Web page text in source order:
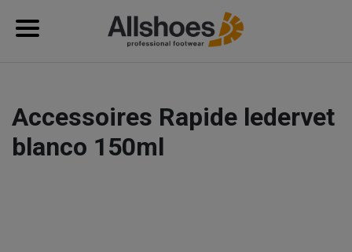
Accessoires Rapide ledervet
blanco 150ml